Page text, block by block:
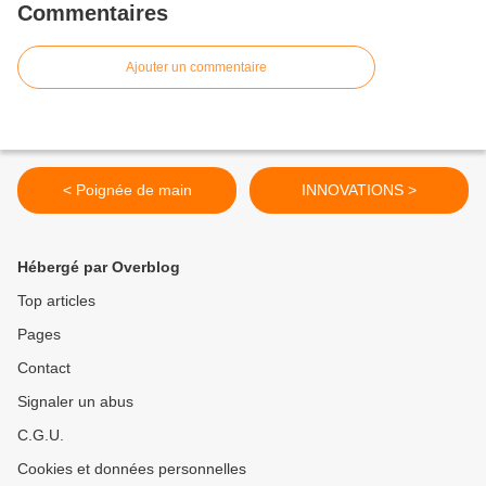
Commentaires
Ajouter un commentaire
< Poignée de main INNOVATIONS >
Hébergé par Overblog
Top articles
Pages
Contact
Signaler un abus
C.G.U.
Cookies et données personnelles